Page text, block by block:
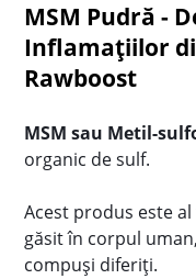
MSM Pudră -
Inflamațiilor
Rawboost
MSM sau Metil-
organic de sulf.
Acest produs este
găsit în corpul
compuși diferiți.